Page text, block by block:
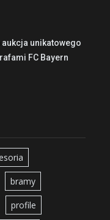
unikatowego
FC Bayern
bramy
profile